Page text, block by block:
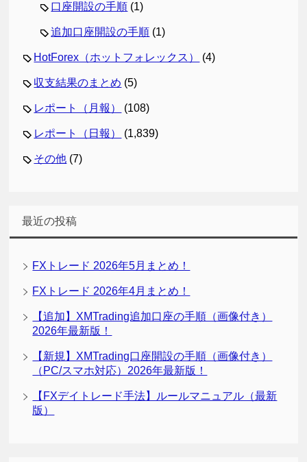
口座開設の手順 (1)
追加口座開設の手順 (1)
HotForex（ホットフォレックス） (4)
収支結果のまとめ (5)
レポート（月報） (108)
レポート（日報） (1,839)
その他 (7)
最近の投稿
FXトレード 2026年5月まとめ！
FXトレード 2026年4月まとめ！
【追加】XMTrading追加口座の手順（画像付き）
2026年最新版！
【新規】XMTrading口座開設の手順（画像付き）
（PC/スマホ対応）2026年最新版！
【FXデイトレード手法】ルールマニュアル（最新
版）